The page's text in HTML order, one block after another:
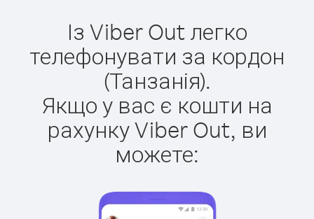
Із Viber Out легко
телефонувати за кордон
(Танзанія).
Якщо у вас є кошти на
рахунку Viber Out, ви
можете: